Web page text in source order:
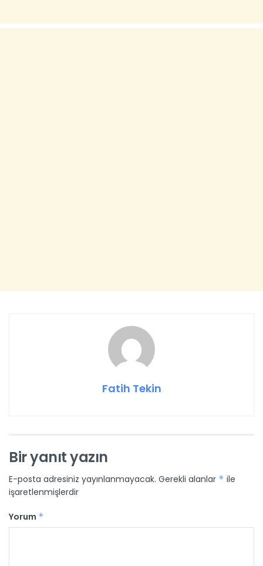
Fatih Tekin
Bir yanıt yazın
E-posta adresiniz yayınlanmayacak. Gerekli alanlar * ile
işaretlenmişlerdir
Yorum *